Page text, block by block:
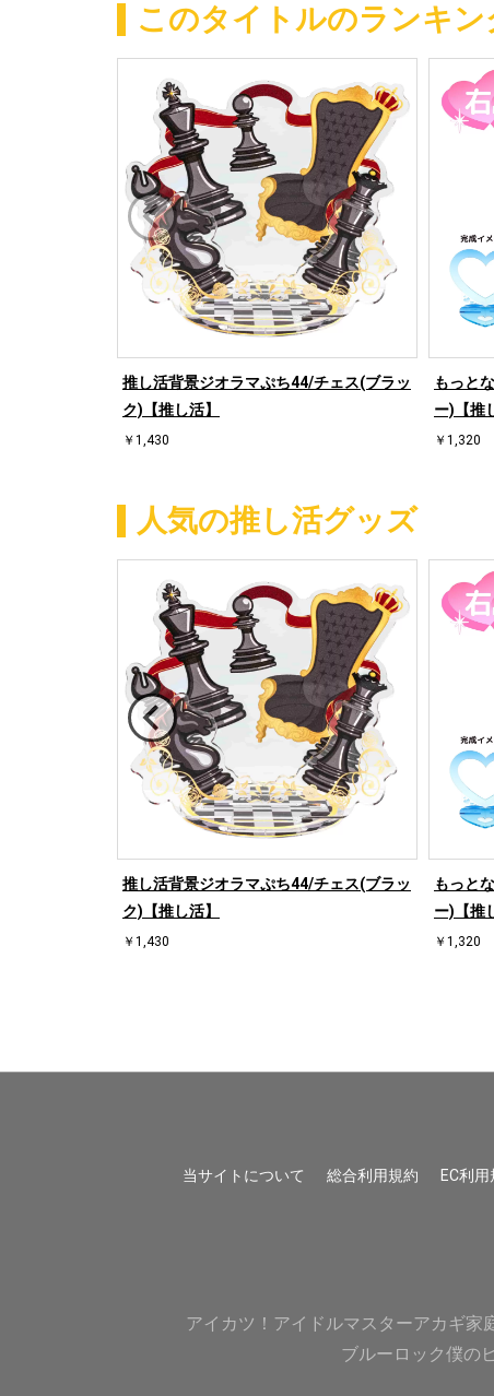
このタイトルのランキン
推し活背景ジオラマぷち44/チェス(ブラッ
ク)【推し活】
￥1,430
もっと
ー)【推
￥1,320
人気の推し活グッズ
推し活背景ジオラマぷち44/チェス(ブラッ
ク)【推し活】
￥1,430
もっと
ー)【推
￥1,320
当サイトについて 総合利用規約 EC利用
アイカツ！ アイドルマスターアカギ家
ブルーロック僕の